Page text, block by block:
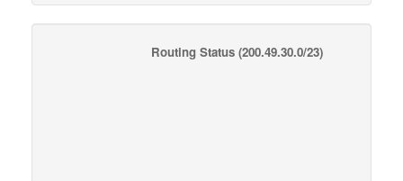
Routing Status (200.49.30.0/23)